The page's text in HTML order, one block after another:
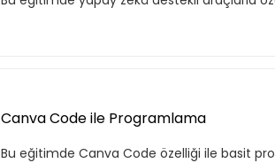
Canva Code ile Programlama
Bu eğitimde Canva Code özelliği ile basit